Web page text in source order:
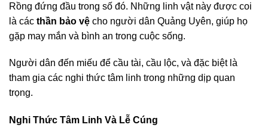
Rồng đứng đầu trong số đó. Những linh vật này được coi
là các thần bảo vệ cho người dân Quảng Uyên, giúp họ
gặp may mắn và bình an trong cuộc sống.
Người dân đến miếu để cầu tài, cầu lộc, và đặc biệt là
tham gia các nghi thức tâm linh trong những dịp quan
trọng.
Nghi Thức Tâm Linh Và Lễ Cúng